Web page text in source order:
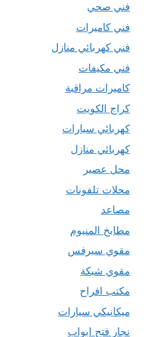
فني صحي
فني كاميرات
فني كهربائي منازل
فني مكيفات
كاميرات مراقبة
كراج الكويت
كهربائي سيارات
كهربائي منازل
محل عصير
محلات تلفونات
مصاعد
مطابخ المنيوم
مقوي سيرفس
مقوي شبكة
مكتب افراح
ميكانيكي سيارات
نجار فتح ابواب